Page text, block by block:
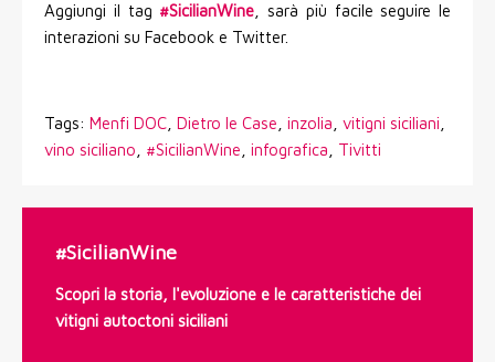
Aggiungi il tag #SicilianWine, sarà più facile seguire le
interazioni su Facebook e Twitter.
Tags: Menfi DOC, Dietro le Case, inzolia, vitigni siciliani,
vino siciliano, #SicilianWine, infografica, Tivitti
#SicilianWine
Scopri la storia, l'evoluzione e le caratteristiche dei
vitigni autoctoni siciliani